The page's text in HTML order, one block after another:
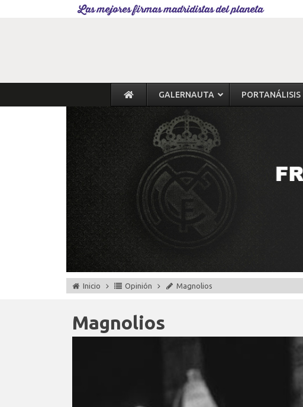
Las mejores firmas madridistas del planeta
GALERNAUTA PORTANÁLISIS
Inicio Opinión Magnolios
Magnolios